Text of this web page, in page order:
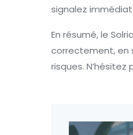
signalez
En résumé, le
correctement, en
risques.